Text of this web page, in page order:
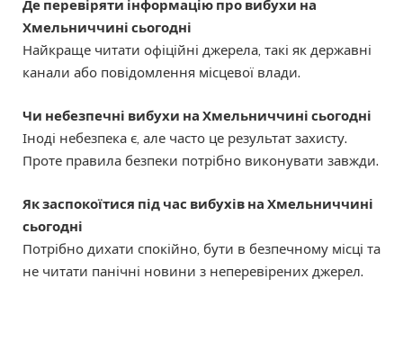
Де перевіряти інформацію про вибухи на
Хмельниччині сьогодні
Найкраще читати офіційні джерела, такі як державні
канали або повідомлення місцевої влади.
Чи небезпечні вибухи на Хмельниччині сьогодні
Іноді небезпека є, але часто це результат захисту.
Проте правила безпеки потрібно виконувати завжди.
Як заспокоїтися під час вибухів на Хмельниччині
сьогодні
Потрібно дихати спокійно, бути в безпечному місці та
не читати панічні новини з неперевірених джерел.